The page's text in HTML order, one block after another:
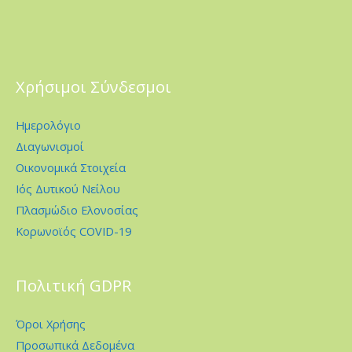
Χρήσιμοι Σύνδεσμοι
Ημερολόγιο
Διαγωνισμοί
Οικονομικά Στοιχεία
Ιός Δυτικού Νείλου
Πλασμώδιο Ελονοσίας
Κορωνοϊός COVID-19
Πολιτική GDPR
Όροι Χρήσης
Προσωπικά Δεδομένα